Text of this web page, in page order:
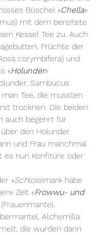
Büschel «Chella»
mit dem bereitete
Kessel Tee zu. Auch
Früchte der
corymbifera) und
«Holunder»
Sambucus
Tee, die mussten
trocknen. Die beiden
auch begehrt für
den Holunder
und Frau manchmal
es nun Konfitüre oder
«Schlossmari» habe
Zeit «Frowwu- und
(Frauenmantel,
Alchemilla
die wurden dann